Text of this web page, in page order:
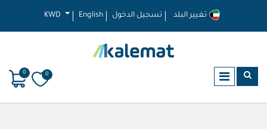
KWD English تسجيل الدخول
0
0